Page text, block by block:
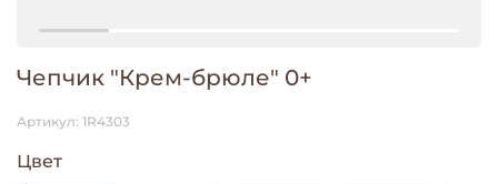
Чепчик "Крем-брюле" 0+
Артикул: 1R4303
Цвет